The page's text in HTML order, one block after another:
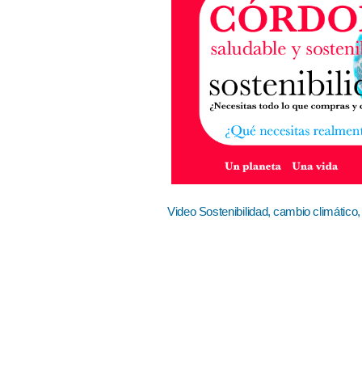
Video Sostenibilidad, cambio